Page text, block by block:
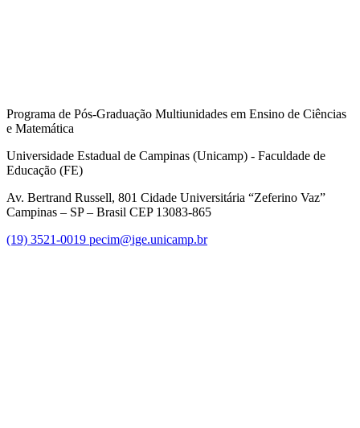
Programa de Pós-Graduação Multiunidades em Ensino de Ciências
e Matemática
Universidade Estadual de Campinas (Unicamp) - Faculdade de
Educação (FE)
Av. Bertrand Russell, 801 Cidade Universitária “Zeferino Vaz”
Campinas – SP – Brasil CEP 13083-865
(19) 3521-0019 pecim@ige.unicamp.br